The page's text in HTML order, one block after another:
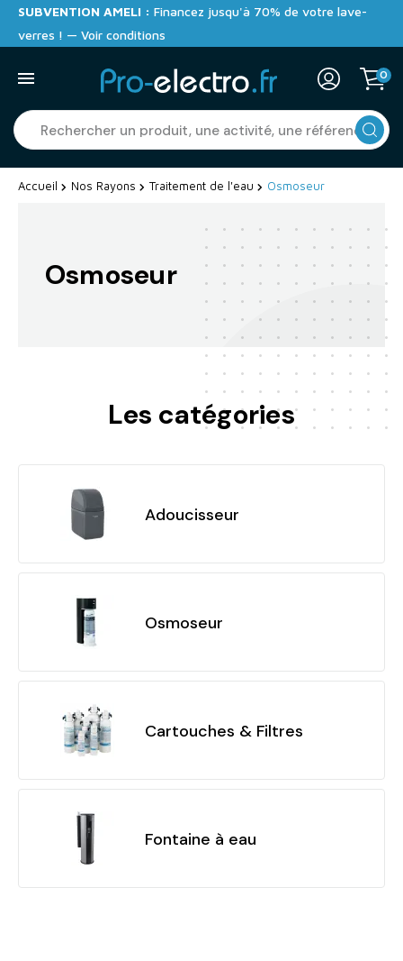
SUBVENTION AMELI : Financez jusqu'à 70% de votre lave-
verres ! — Voir conditions
0
Accueil Nos Rayons Traitement de l'eau Osmoseur
Osmoseur
Les catégories
Adoucisseur
Osmoseur
Cartouches & Filtres
Fontaine à eau